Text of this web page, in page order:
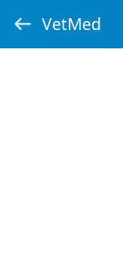
VetMed